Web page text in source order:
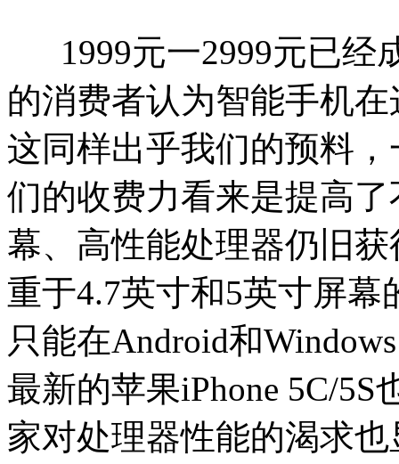
1999元一2999元已经
的消费者认为智能手机
这同样出乎我们的预料
们的收费力看来是提高
幕、高性能处理器仍旧
重于4.7英寸和5英寸屏
只能在Android和
最新的苹果iPhone 5C/
家对处理器性能的渴求